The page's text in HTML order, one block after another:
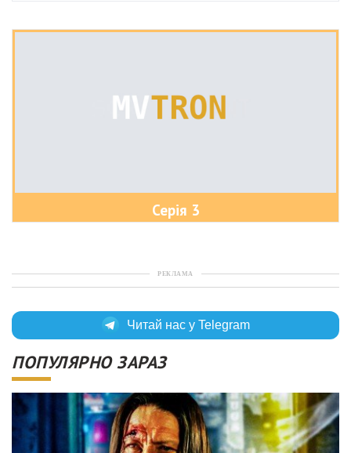
Серія 3
РЕКЛАМА
Читай нас у Telegram
ПОПУЛЯРНО ЗАРАЗ